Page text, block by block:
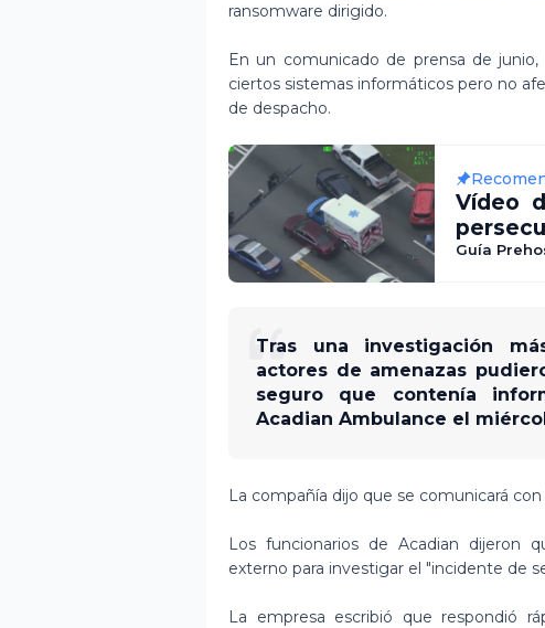
ransomware dirigido.
En un comunicado de prensa de
ciertos sistemas informáticos pero no
de despacho.
Vídeo
Guía
Tras una investigación
actores de amenazas
seguro que contenía
Acadian Ambulance el
La compañía dijo que se comunicará
Los funcionarios de Acadian dijeron
externo para investigar el "incidente de
La empresa escribió que respondió